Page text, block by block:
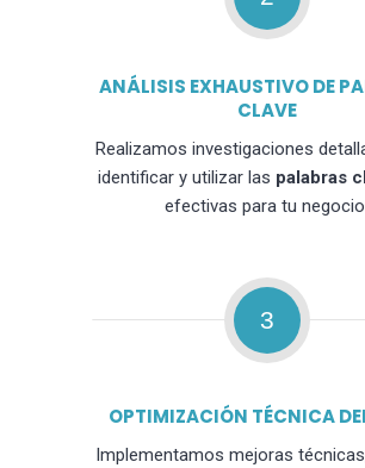
ANÁLISIS EXHAUSTIVO DE
CLAVE
Realizamos investigaciones
identificar y utilizar las palabras
efectivas para tu
3
OPTIMIZACIÓN TÉCNICA
Implementamos mejoras